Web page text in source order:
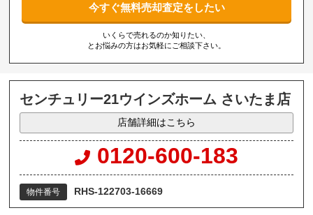
今すぐ無料売却査定をしたい
いくらで売れるのか知りたい、
とお悩みの方はお気軽にご相談下さい。
センチュリー21ウインズホーム さいたま店
店舗詳細はこちら
0120-600-183
物件番号 RHS-122703-16669